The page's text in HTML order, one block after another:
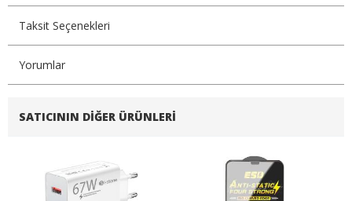
Taksit Seçenekleri
Yorumlar
SATICININ DIĞER ÜRÜNLERI